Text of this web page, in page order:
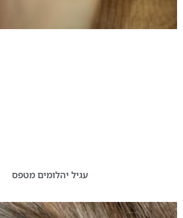
עגיל יהלומים מטפס